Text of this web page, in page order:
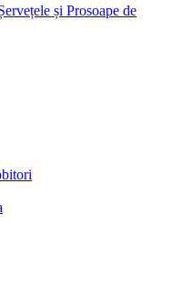
și Prosoape de